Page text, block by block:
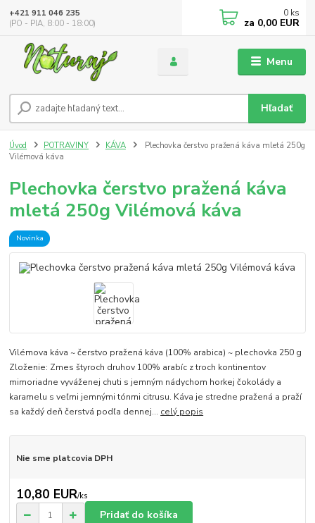
Menu
Hľadať
+421 911 046 235
(PO - PIA, 8:00 - 18:00)
0 ks
za 0,00 EUR
Úvod POTRAVINY KÁVA
Plechovka čerstvo pražená káva mletá 250g
Vilémová káva
Plechovka čerstvo pražená káva
mletá 250g Vilémová káva
Novinka
Vilémova káva ~ čerstvo pražená káva (100% arabica) ~ plechovka 250 g
Zloženie: Zmes štyroch druhov 100% arabíc z troch kontinentov
mimoriadne vyváženej chuti s jemným nádychom horkej čokolády a
karamelu s veľmi jemnými tónmi citrusu. Káva je stredne pražená a praží
sa každý deň čerstvá podľa dennej... celý popis
Nie sme platcovia DPH
10,80 EUR/ks
Pridať do košíka